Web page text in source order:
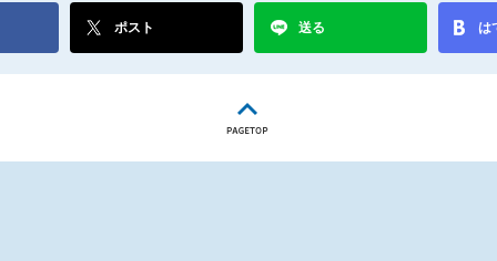
ポスト 送る は